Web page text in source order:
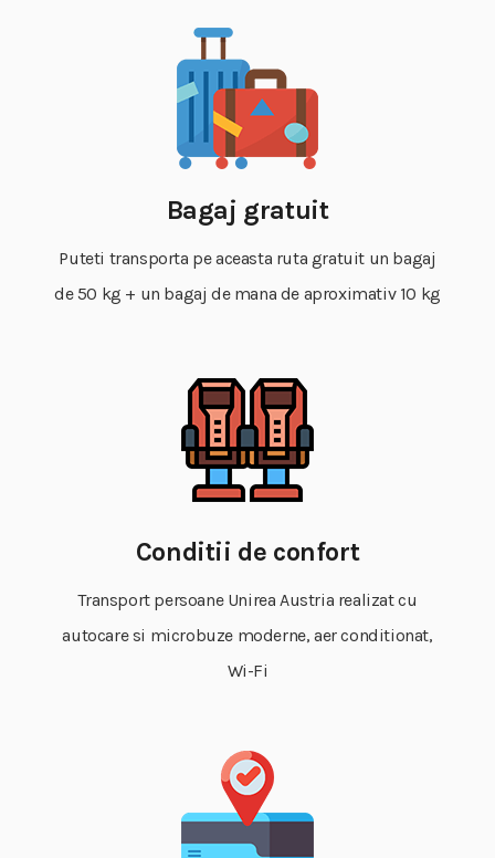
Bagaj gratuit
Puteti transporta pe aceasta ruta gratuit un bagaj
de 50 kg + un bagaj de mana de aproximativ 10 kg
Conditii de confort
Transport persoane Unirea Austria realizat cu
autocare si microbuze moderne, aer conditionat,
Wi-Fi